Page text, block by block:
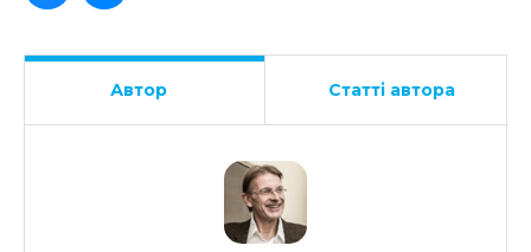
Автор Статті автора